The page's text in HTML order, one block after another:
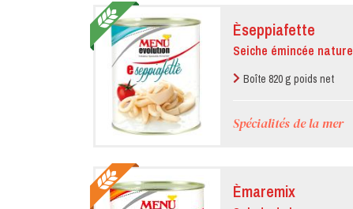
Èseppiafette
Seiche émincée nature
Boîte 820 g poids net
Spécialités de la mer
Èmaremix